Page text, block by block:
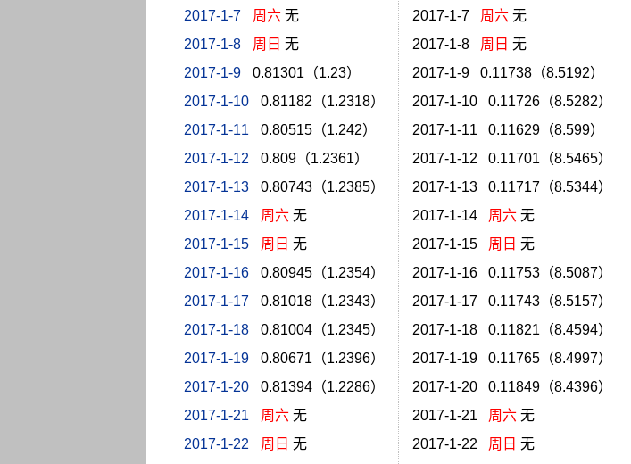
2017-1-7
周六无
2017-1-8
周日 无
2017-1-9
0.81301（1.23）
2017-1-10
0.81182（1.2318）
2017-1-11
0.80515（1.242）
2017-1-12
0.809（1.2361）
2017-1-13
0.80743（1.2385）
2017-1-14
周六无
2017-1-15
周日 无
2017-1-16
0.80945（1.2354）
2017-1-17
0.81018（1.2343）
2017-1-18
0.81004（1.2345）
2017-1-19
0.80671（1.2396）
2017-1-20
0.81394（1.2286）
2017-1-21
周六无
2017-1-22
周日 无
2017-1-7 周六无
2017-1-8 周日 无
2017-1-9 0.11738（8.5192）
2017-1-10 0.11726（8.5282）
2017-1-11 0.11629（8.599）
2017-1-12 0.11701（8.5465）
2017-1-13 0.11717（8.5344）
2017-1-14 周六无
2017-1-15 周日 无
2017-1-16 0.11753（8.5087）
2017-1-17 0.11743（8.5157）
2017-1-18 0.11821（8.4594）
2017-1-19 0.11765（8.4997）
2017-1-20 0.11849（8.4396）
2017-1-21 周六无
2017-1-22 周日 无